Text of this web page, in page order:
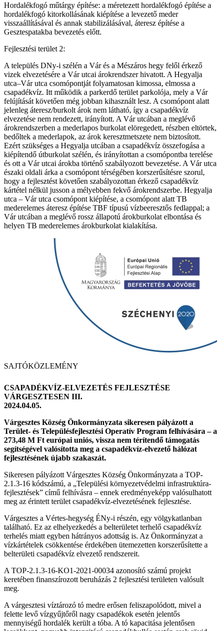
Hordalékfogó műtárgy építése: a méretezett hordalékfogó építése a
hordalékfogó kitorkollásának kiépítése a levezető meder
visszaállításával és annak stabilizálásával, áteresz építése a
Gesztespatakba bevezetés előtt.
Fejlesztési terület 2:
A település DNy-i szélén a Vár és a Mészáros hegy felől érkező
vizek elvezetésére a Vár utcai árokrendszer hivatott. A Hegyalja
utca–Vár utca csomópontját folyamatosan kimossa, elmossa a
csapadékvíz. Itt működik a parkerdő terület parkolója, mely a Vár
felújítását követően még jobban kihasznált lesz. A csomópont alatt
jelenleg áteresz/burkolt árok nem látható, így a csapadékvíz
elvezetése nem rendezett, irányított. A Vár utcában a meglévő
árokrendszerben a mederlapos burkolat elöregedett, részben eltörtek,
bedőltek a mederlapok, az árok keresztmetszete nem biztosított.
Ezért szükséges a Hegyalja utcában a csapadékvíz összefogása a
kiépítendő útburkolat szélén, és irányítottan a csomópontba terelése
és ott a Vár utcai árokba történő szabályozott bevezetése. A Vár utca
északi oldali árka a csomópont térségében korszerűsítésre szorul,
hogy a fejlesztést követően szabályozottan érkező csapadékvíz
kártétel nélkül jusson a mélyebben fekvő árokrendszerbe. Hegyalja
utca – Vár utca csomópont kiépítése, a csomópont alatt TB
mederelemes áteresz építése TBF típusú vízbeeresztős fedlappal; a
Vár utcában a meglévő rossz állapotú árokburkolat elbontása és
helyen TB mederelemes árokburkolat kialakítása.
SAJTÓKÖZLEMÉNY
CSAPADÉKVÍZ-ELVEZETÉS FEJLESZTÉSE
VÁRGESZTESEN III.
2024.04.05.
Várgesztes Község Önkormányzata sikeresen pályázott a
Terület- és Településfejlesztési Operatív Program felhívására – a
273,48 M Ft európai uniós, vissza nem térítendő támogatás
segítségével valósította meg a csapadékvíz-elvezető hálózat
fejlesztésének újabb szakaszát.
Sikeresen pályázott Várgesztes Község Önkormányzata a TOP-
2.1.3-16 kódszámú, a „Települési környezetvédelmi infrastruktúra-
fejlesztések” című felhívásra – ennek eredményeképp valósulhatott
meg az érintett terület csapadékvíz-elvezetésének fejlesztése.
Várgesztes a Vértes-hegység ÉNy-i részén, egy völgykatlanban
található. Ez az elhelyezkedés a belterületet terhelő csapadékvíz
terhelés miatt egyben hátrányos adottság is. Az Önkormányzat a
vízkártételek csökkentése érdekében ütemezetten korszerűsítette a
belterületi csapadékvíz elvezető rendszereit.
A TOP-2.1.3-16-KO1-2021-00034 azonosító számú projekt
keretében finanszírozott beruházás 2 fejlesztési területen valósult
meg.
A várgesztesi víztározó tó medre erősen feliszapolódott, mivel a
felette levő vízgyűjtőről nagy csapadékok esetén jelentős
mennyiségű hordalék került a tóba. A tó kapacitása jelentősen